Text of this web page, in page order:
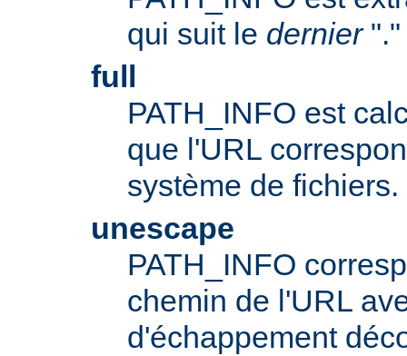
qui suit le dernier"."
full
PATH_INFO est
que l'URL
système de fichiers.
unescape
PATH_INFO
chemin de l'URL
d'échappement